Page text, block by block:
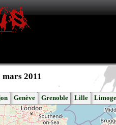
mars 2011
Genève Grenoble Lille